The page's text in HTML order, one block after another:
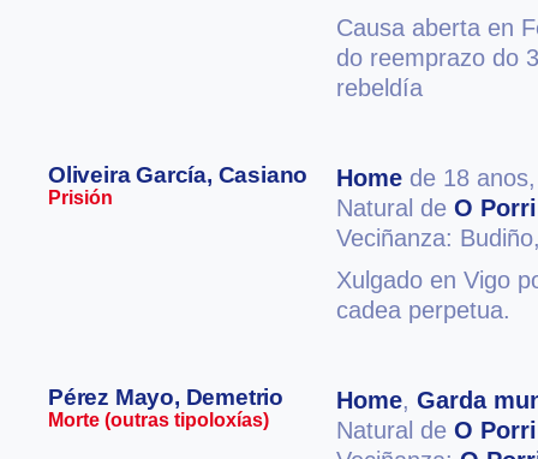
Causa aberta en
do reemprazo do
rebeldía
Oliveira García, Casiano
Prisión
Home de 18
Natural de O
Veciñanza:
Xulgado en Vigo
cadea perpetua.
Pérez Mayo, Demetrio
Morte (outras tipoloxías)
Home, Garda
Natural de O